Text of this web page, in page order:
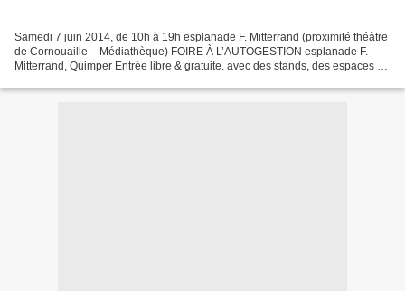
Samedi 7 juin 2014, de 10h à 19h esplanade F. Mitterrand (proximité théâtre
de Cornouaille – Médiathèque) FOIRE À L’AUTOGESTION esplanade F.
Mitterrand, Quimper Entrée libre & gratuite. avec des stands, des espaces de